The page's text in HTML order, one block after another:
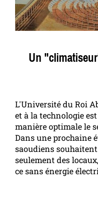
Un
L'Université du Roi
et à la technologie
manière optimale le
Dans une prochaine
saoudiens
seulement des
ce sans énergie